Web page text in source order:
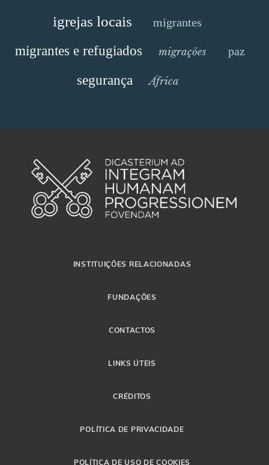
igrejas locais migrantes
migrantes e refugiados migrações paz
segurança África
INSTITUIÇÕES RELACIONADAS
FUNDAÇÕES
CONTACTOS
LINKS ÚTEIS
CRÉDITOS
POLÍTICA DE PRIVACIDADE
POLÍTICA DE USO DE COOKIES